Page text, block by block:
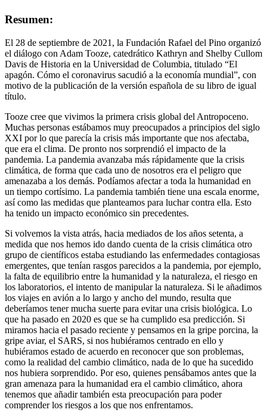
Resumen:
El 28 de septiembre de 2021, la Fundación Rafael del Pino organizó
el diálogo con Adam Tooze, catedrático Kathryn and Shelby Cullom
Davis de Historia en la Universidad de Columbia, titulado “El
apagón. Cómo el coronavirus sacudió a la economía mundial”, con
motivo de la publicación de la versión española de su libro de igual
título.
Tooze cree que vivimos la primera crisis global del Antropoceno.
Muchas personas estábamos muy preocupados a principios del siglo
XXI por lo que parecía la crisis más importante que nos afectaba,
que era el clima. De pronto nos sorprendió el impacto de la
pandemia. La pandemia avanzaba más rápidamente que la crisis
climática, de forma que cada uno de nosotros era el peligro que
amenazaba a los demás. Podíamos afectar a toda la humanidad en
un tiempo cortísimo. La pandemia también tiene una escala enorme,
así como las medidas que planteamos para luchar contra ella. Esto
ha tenido un impacto económico sin precedentes.
Si volvemos la vista atrás, hacia mediados de los años setenta, a
medida que nos hemos ido dando cuenta de la crisis climática otro
grupo de científicos estaba estudiando las enfermedades contagiosas
emergentes, que tenían rasgos parecidos a la pandemia, por ejemplo,
la falta de equilibrio entre la humanidad y la naturaleza, el riesgo en
los laboratorios, el intento de manipular la naturaleza. Si le añadimos
los viajes en avión a lo largo y ancho del mundo, resulta que
deberíamos tener mucha suerte para evitar una crisis biológica. Lo
que ha pasado en 2020 es que se ha cumplido esa predicción. Si
miramos hacia el pasado reciente y pensamos en la gripe porcina, la
gripe aviar, el SARS, si nos hubiéramos centrado en ello y
hubiéramos estado de acuerdo en reconocer que son problemas,
como la realidad del cambio climático, nada de lo que ha sucedido
nos hubiera sorprendido. Por eso, quienes pensábamos antes que la
gran amenaza para la humanidad era el cambio climático, ahora
tenemos que añadir también esta preocupación para poder
comprender los riesgos a los que nos enfrentamos.